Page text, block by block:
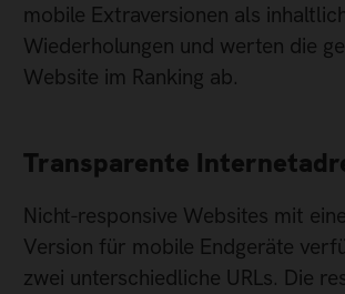
mobile Extraversionen als
Wiederholungen und werten die
Website im Ranking ab.
Transparente
Nicht-responsive Websites mit
Version für mobile Endgeräte
zwei unterschiedliche URLs. Die